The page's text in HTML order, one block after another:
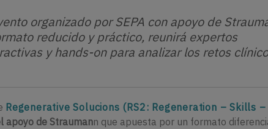
organizado por SEPA con apoyo de
reducido y práctico, reunirá expertos
y hands-on para analizar los retos
Regenerative Solucions (RS2: Regeneration – Skills –
apoyo de Straumann que apuesta por un formato